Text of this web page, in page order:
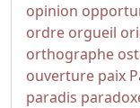
opinion
ordre orgueil
orthographe
ouverture paix
paradis